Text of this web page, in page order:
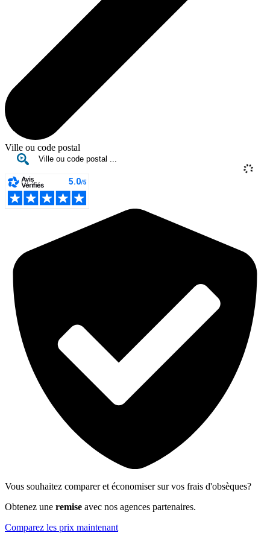
Ville ou code postal
Vous souhaitez comparer et économiser sur vos frais d'obsèques?
Obtenez une remise avec nos agences partenaires.
Comparez les prix maintenant